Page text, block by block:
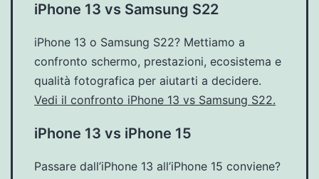
iPhone 13 vs Samsung S22
iPhone 13 o Samsung S22? Mettiamo a
confronto schermo, prestazioni, ecosistema e
qualità fotografica per aiutarti a decidere.
Vedi il confronto iPhone 13 vs Samsung S22.
iPhone 13 vs iPhone 15
Passare dall’iPhone 13 all’iPhone 15 conviene?